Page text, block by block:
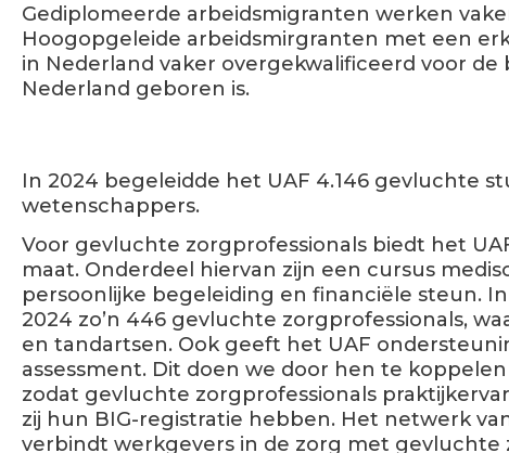
Gediplomeerde arbeidsmigranten werken
Hoogopgeleide arbeidsmirgranten met een
in Nederland vaker overgekwalificeerd voor de
Nederland geboren is.
In 2024 begeleidde het UAF 4.146 gevluchte
wetenschappers.
Voor gevluchte zorgprofessionals biedt het
maat. Onderdeel hiervan zijn een cursus
persoonlijke begeleiding en financiële steun.
2024 zo’n 446 gevluchte zorgprofessionals,
en tandartsen. Ook geeft het UAF
assessment. Dit doen we door hen te
zodat gevluchte zorgprofessionals
zij hun BIG-registratie hebben. Het netwerk
verbindt werkgevers in de zorg met gevluchte